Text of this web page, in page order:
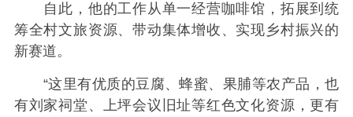
自此，他的工作从单一经营咖啡馆，拓展到统
筹全村文旅资源、带动集体增收、实现乡村振兴的
新赛道。
“这里有优质的豆腐、蜂蜜、果脯等农产品，也
有刘家祠堂、上坪会议旧址等红色文化资源，更有